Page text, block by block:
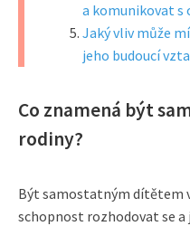
a komunikovat s
Jaký vliv může
jeho budoucí
Co znamená být
rodiny?
Být samostatným dítětem
schopnost rozhodovat se